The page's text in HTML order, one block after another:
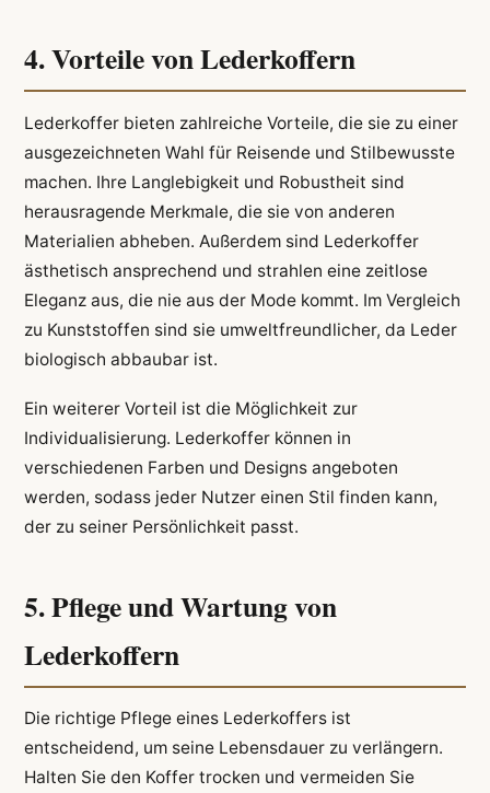
4. Vorteile von Lederkoffern
Lederkoffer bieten zahlreiche Vorteile, die sie zu einer
ausgezeichneten Wahl für Reisende und Stilbewusste
machen. Ihre Langlebigkeit und Robustheit sind
herausragende Merkmale, die sie von anderen
Materialien abheben. Außerdem sind Lederkoffer
ästhetisch ansprechend und strahlen eine zeitlose
Eleganz aus, die nie aus der Mode kommt. Im Vergleich
zu Kunststoffen sind sie umweltfreundlicher, da Leder
biologisch abbaubar ist.
Ein weiterer Vorteil ist die Möglichkeit zur
Individualisierung. Lederkoffer können in
verschiedenen Farben und Designs angeboten
werden, sodass jeder Nutzer einen Stil finden kann,
der zu seiner Persönlichkeit passt.
5. Pflege und Wartung von
Lederkoffern
Die richtige Pflege eines Lederkoffers ist
entscheidend, um seine Lebensdauer zu verlängern.
Halten Sie den Koffer trocken und vermeiden Sie